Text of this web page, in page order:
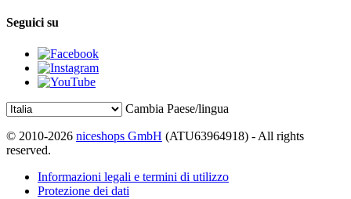
Seguici su
Cambia Paese/lingua
© 2010-2026 niceshops GmbH (ATU63964918) - All rights
reserved.
Informazioni legali e termini di utilizzo
Protezione dei dati